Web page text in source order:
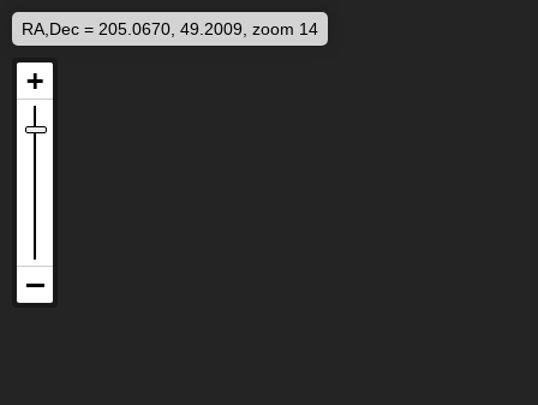
RA,Dec = 205.0670, 49.2009, zoom 14